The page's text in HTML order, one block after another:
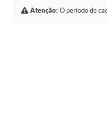
Atenção: O período de